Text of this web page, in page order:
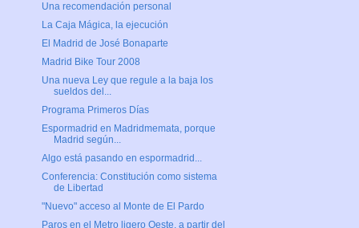
Una recomendación personal
La Caja Mágica, la ejecución
El Madrid de José Bonaparte
Madrid Bike Tour 2008
Una nueva Ley que regule a la baja los
sueldos del...
Programa Primeros Días
Espormadrid en Madridmemata, porque
Madrid según...
Algo está pasando en espormadrid...
Conferencia: Constitución como sistema
de Libertad
"Nuevo" acceso al Monte de El Pardo
Paros en el Metro ligero Oeste, a partir del